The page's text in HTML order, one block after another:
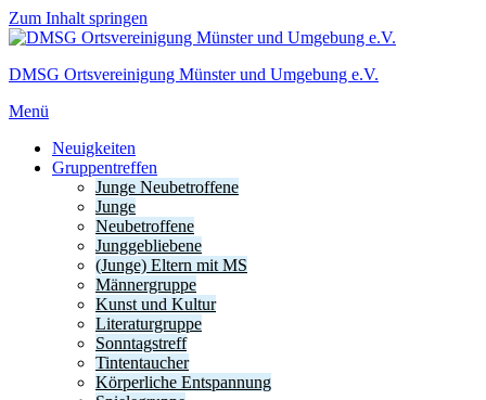
Zum Inhalt springen
DMSG Ortsvereinigung Münster und Umgebung e.V.
Menü
Neuigkeiten
Gruppentreffen
Junge Neubetroffene
Junge
Neubetroffene
Junggebliebene
(Junge) Eltern mit MS
Männergruppe
Kunst und Kultur
Literaturgruppe
Sonntagstreff
Tintentaucher
Körperliche Entspannung